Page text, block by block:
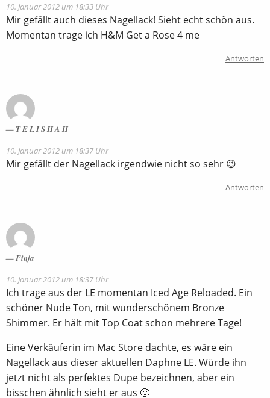
10. Januar 2012 um 18:33 Uhr
Mir gefällt auch dieses Nagellack! Sieht echt schön aus.
Momentan trage ich H&M Get a Rose 4 me
Antworten
T E L I S H A H
10. Januar 2012 um 18:37 Uhr
Mir gefällt der Nagellack irgendwie nicht so sehr 😉
Antworten
Finja
10. Januar 2012 um 18:37 Uhr
Ich trage aus der LE momentan Iced Age Reloaded. Ein
schöner Nude Ton, mit wunderschönem Bronze
Shimmer. Er hält mit Top Coat schon mehrere Tage!
Eine Verkäuferin im Mac Store dachte, es wäre ein
Nagellack aus dieser aktuellen Daphne LE. Würde ihn
jetzt nicht als perfektes Dupe bezeichnen, aber ein
bisschen ähnlich sieht er aus 🙂